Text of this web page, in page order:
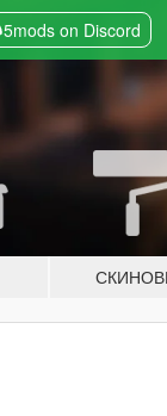
5mods on Discord